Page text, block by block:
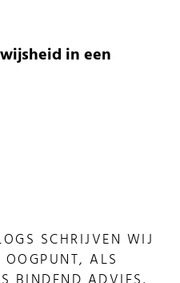
in een
SCHRIJVEN WIJ
ALS